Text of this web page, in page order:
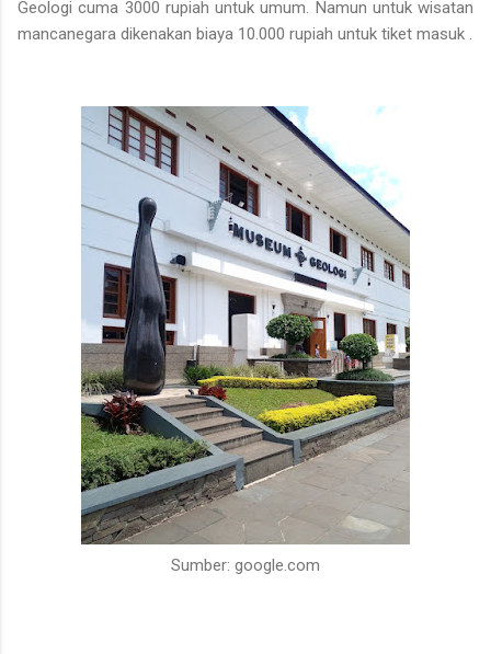
Geologi cuma 3000 rupiah untuk umum. Namun untuk wisatan
mancanegara dikenakan biaya 10.000 rupiah untuk tiket masuk .
Sumber: google.com